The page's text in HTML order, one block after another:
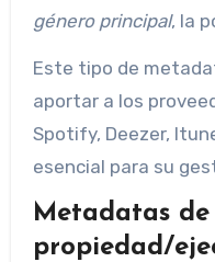
género principal, la
Este tipo de
aportar a los
Spotify, Deezer,
esencial para su
Metadatas de
propiedad/